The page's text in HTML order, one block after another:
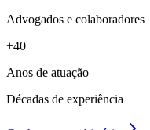
Advogados e colaboradores
+40
Anos de atuação
Décadas de experiência